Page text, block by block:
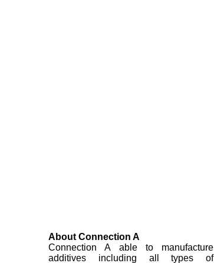
About Connection A
Connection A able to manufacture
additives including all types of